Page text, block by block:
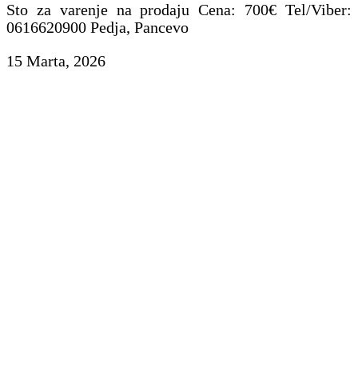
Sto za varenje na prodaju Cena: 700€ Tel/Viber:
0616620900 Pedja, Pancevo
15 Marta, 2026